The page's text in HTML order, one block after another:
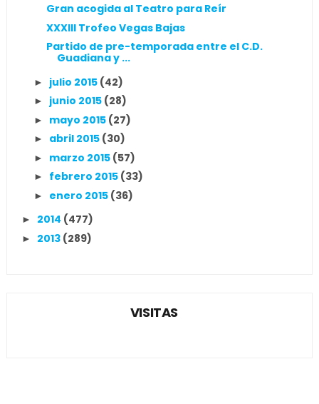
Gran acogida al Teatro para Reír
XXXIII Trofeo Vegas Bajas
Partido de pre-temporada entre el C.D.
Guadiana y ...
► julio 2015 (42)
► junio 2015 (28)
► mayo 2015 (27)
► abril 2015 (30)
► marzo 2015 (57)
► febrero 2015 (33)
► enero 2015 (36)
► 2014 (477)
► 2013 (289)
VISITAS